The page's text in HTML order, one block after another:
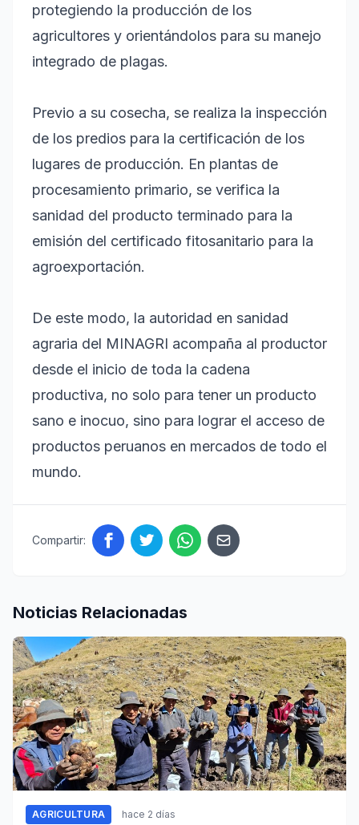
protegiendo la producción de los
agricultores y orientándolos para su manejo
integrado de plagas.
Previo a su cosecha, se realiza la inspección
de los predios para la certificación de los
lugares de producción. En plantas de
procesamiento primario, se verifica la
sanidad del producto terminado para la
emisión del certificado fitosanitario para la
agroexportación.
De este modo, la autoridad en sanidad
agraria del MINAGRI acompaña al productor
desde el inicio de toda la cadena
productiva, no solo para tener un producto
sano e inocuo, sino para lograr el acceso de
productos peruanos en mercados de todo el
mundo.
Compartir:
Noticias Relacionadas
AGRICULTURA hace 2 días